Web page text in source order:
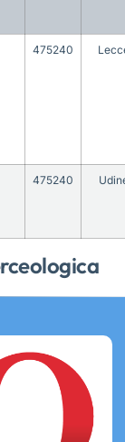
475240
475240